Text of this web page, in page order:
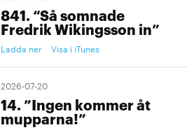
841. “Så somnade
Fredrik Wikingsson in”
Ladda ner Visa i iTunes
2026-07-20
14. ”Ingen kommer åt
mupparna!”